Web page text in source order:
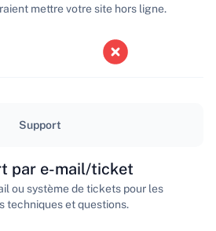
mettre votre site hors ligne.
Support
par e-mail/ticket
ou système de tickets pour les
techniques et questions.